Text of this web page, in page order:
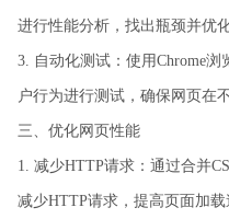
进行性能分析，找出瓶颈并优化
3. 自动化测试：使用Chrome
户行为进行测试，确保网页在
三、优化网页性能
1. 减少HTTP请求：通过合并
减少HTTP请求，提高页面加载